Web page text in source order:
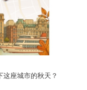
座城市的秋天？